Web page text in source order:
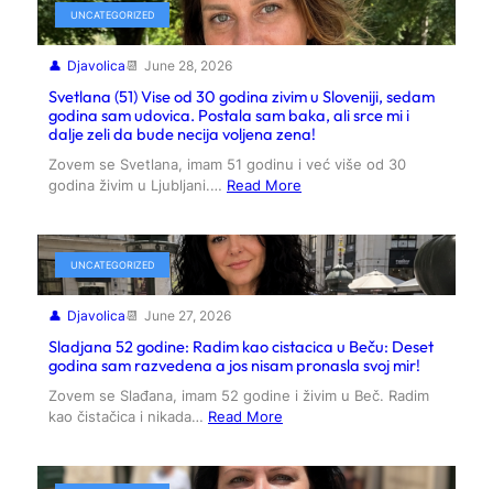
UNCATEGORIZED
Djavolica June 28, 2026
Svetlana (51) Vise od 30 godina zivim u Sloveniji, sedam
godina sam udovica. Postala sam baka, ali srce mi i
dalje zeli da bude necija voljena zena!
Zovem se Svetlana, imam 51 godinu i već više od 30
godina živim u Ljubljani.… Read More
UNCATEGORIZED
Djavolica June 27, 2026
Sladjana 52 godine: Radim kao cistacica u Beču: Deset
godina sam razvedena a jos nisam pronasla svoj mir!
Zovem se Slađana, imam 52 godine i živim u Beč. Radim
kao čistačica i nikada… Read More